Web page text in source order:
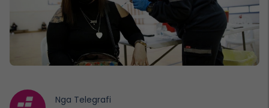
Nga Telegrafi